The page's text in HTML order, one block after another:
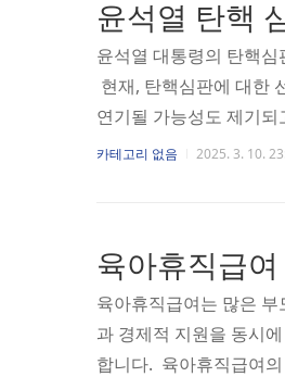
18개월이상 재직 청년
윤석열 탄핵
윤석열 대통령의 탄핵
현재, 탄핵심판에 대한
연기될 가능성도 제기
높아지고 있으며, 여야
해 확인을 해보시면 되
카테고리 없음 2025. 3. 10.
육아휴직급
육아휴직급여는 많은
과 경제적 지원을 동시
합니다. 육아휴직급여